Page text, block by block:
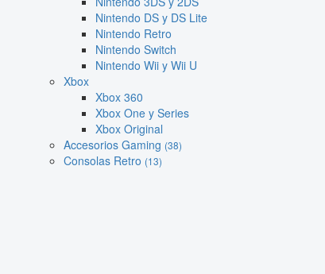
Nintendo DS y DS Lite
Nintendo Retro
Nintendo Switch
Nintendo Wii y Wii U
Xbox
Xbox 360
Xbox One y Series
Xbox Original
Accesorios Gaming (38)
Consolas Retro (13)